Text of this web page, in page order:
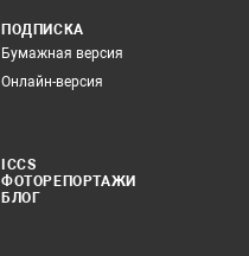
ПОДПИСКА
Бумажная версия
Онлайн-версия
ICCS
ФОТОРЕПОРТАЖИ
БЛОГ